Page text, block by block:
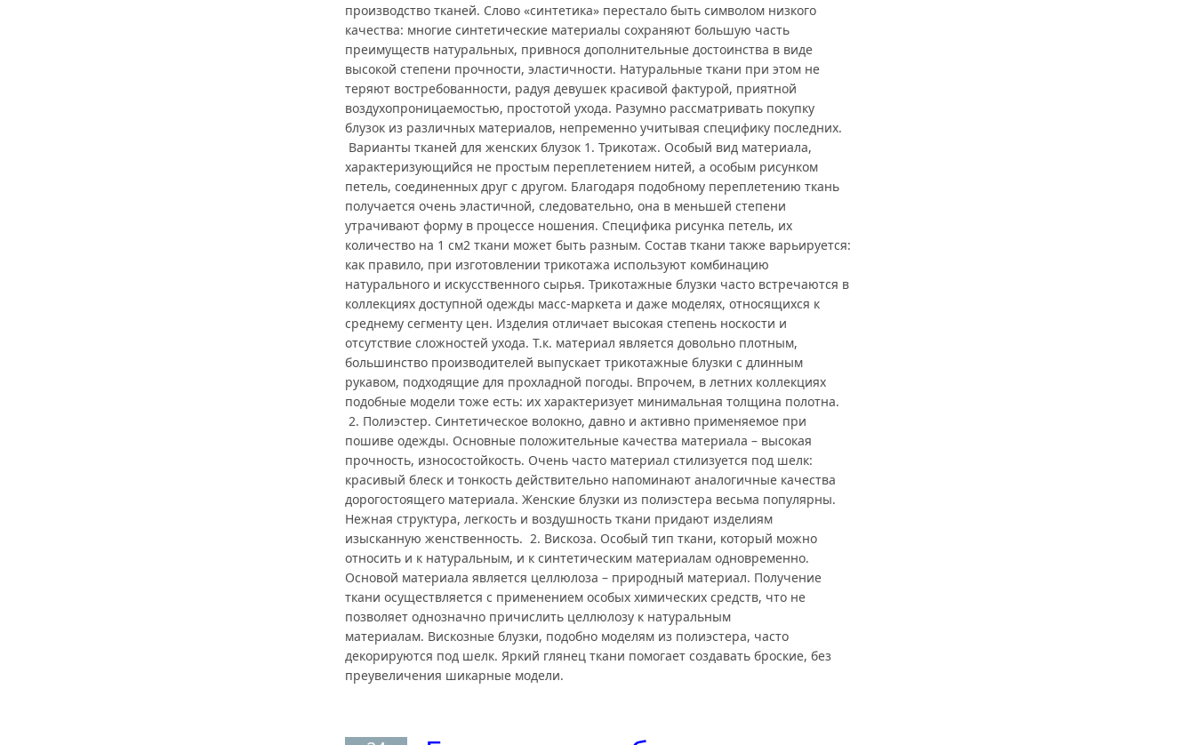
производство тканей. Слово «синтетика» перестало быть символом низкого
качества: многие синтетические материалы сохраняют большую часть
преимуществ натуральных, привнося дополнительные достоинства в виде
высокой степени прочности, эластичности. Натуральные ткани при этом не
теряют востребованности, радуя девушек красивой фактурой, приятной
воздухопроницаемостью, простотой ухода. Разумно рассматривать покупку
блузок из различных материалов, непременно учитывая специфику последних.
Варианты тканей для женских блузок 1. Трикотаж. Особый вид материала,
характеризующийся не простым переплетением нитей, а особым рисунком
петель, соединенных друг с другом. Благодаря подобному переплетению ткань
получается очень эластичной, следовательно, она в меньшей степени
утрачивают форму в процессе ношения. Специфика рисунка петель, их
количество на 1 см2 ткани может быть разным. Состав ткани также варьируется:
как правило, при изготовлении трикотажа используют комбинацию
натурального и искусственного сырья. Трикотажные блузки часто встречаются в
коллекциях доступной одежды масс-маркета и даже моделях, относящихся к
среднему сегменту цен. Изделия отличает высокая степень носкости и
отсутствие сложностей ухода. Т.к. материал является довольно плотным,
большинство производителей выпускает трикотажные блузки с длинным
рукавом, подходящие для прохладной погоды. Впрочем, в летних коллекциях
подобные модели тоже есть: их характеризует минимальная толщина полотна.
2. Полиэстер. Синтетическое волокно, давно и активно применяемое при
пошиве одежды. Основные положительные качества материала – высокая
прочность, износостойкость. Очень часто материал стилизуется под шелк:
красивый блеск и тонкость действительно напоминают аналогичные качества
дорогостоящего материала. Женские блузки из полиэстера весьма популярны.
Нежная структура, легкость и воздушность ткани придают изделиям
изысканную женственность. 2. Вискоза. Особый тип ткани, который можно
относить и к натуральным, и к синтетическим материалам одновременно.
Основой материала является целлюлоза – природный материал. Получение
ткани осуществляется с применением особых химических средств, что не
позволяет однозначно причислить целлюлозу к натуральным
материалам. Вискозные блузки, подобно моделям из полиэстера, часто
декорируются под шелк. Яркий глянец ткани помогает создавать броские, без
преувеличения шикарные модели.